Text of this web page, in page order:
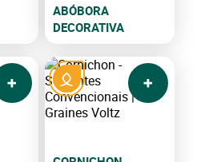
ABÓBORA
DECORATIVA